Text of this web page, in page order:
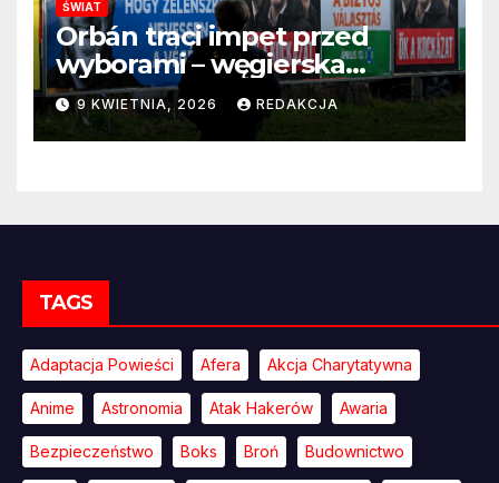
ŚWIAT
Orbán traci impet przed
wyborami – węgierska
propaganda przestaje
przekonywać
9 KWIETNIA, 2026 REDAKCJA
TAGS
Adaptacja Powieści Afera Akcja Charytatywna
Anime Astronomia Atak Hakerów Awaria
Bezpieczeństwo Boks Broń Budownictwo